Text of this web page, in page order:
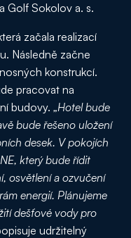
Golf Sokolov a. s.
začala realizací
Následně začne
konstrukcí.
pracovat na
budovy.„Hotel bude
bude řešeno uložení
desek. V pokojích
který bude řídit
osvětlení a ozvučení
energií. Plánujeme
dešťové vody pro
udržitelný